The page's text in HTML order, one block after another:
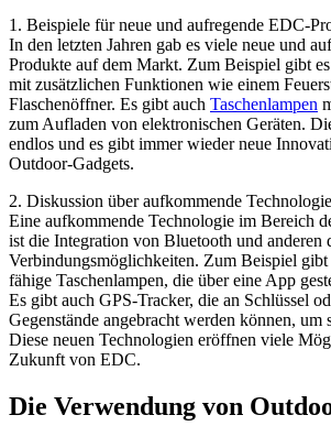
1. Beispiele für neue und aufregende EDC-
In den letzten Jahren gab es viele neue und
Produkte auf dem Markt. Zum Beispiel gibt es
mit zusätzlichen Funktionen wie einem
Flaschenöffner. Es gibt auch Taschenlampen
zum Aufladen von elektronischen Geräten.
endlos und es gibt immer wieder neue
Outdoor-Gadgets.
2. Diskussion über aufkommende
Eine aufkommende Technologie im Bereich
ist die Integration von Bluetooth und anderen
Verbindungsmöglichkeiten. Zum Beispiel
fähige Taschenlampen, die über eine App
Es gibt auch GPS-Tracker, die an Schlüssel
Gegenstände angebracht werden können, um
Diese neuen Technologien eröffnen viele
Zukunft von EDC.
Die Verwendung von